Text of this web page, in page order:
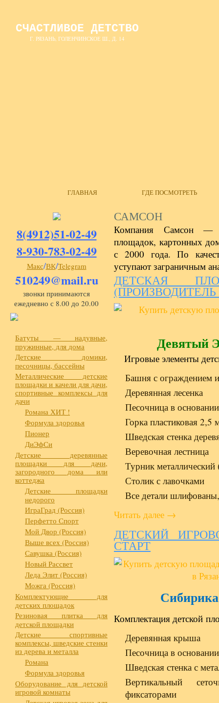
СЧАСТЛИВОЕ ДЕТСТВО
Г. РЯЗАНЬ, ГОЛЕНЧИНСКОЕ Ш., Д. 14
ГЛАВНАЯ ГДЕ ПОСМОТРЕТЬ
8(4912)51-02-49
8-930-783-02-49
Макс/ВК/Telegram
510249@mail.ru
звонки принимаются
ежедневно с 8.00 до 20.00
Батуты — надувные,
пружинные, для дома
Детские домики,
песочницы, бассейны
Металлические детские
площадки и качели для дачи,
спортивные комплексы для
дачи
Романа ХИТ !
Формула здоровья
Пионер
ДиЭфСи
Детские деревянные
площадки для дачи,
загородного дома или
коттеджа
Детские площадки
недорого
ИграГрад (Россия)
Перфетто Спорт
Мой Двор (Россия)
Выше всех (Россия)
Савушка (Россия)
Новый Рассвет
Леда Элит (Россия)
Можга (Россия)
Комплектующие для
детских площадок
Резиновая плитка для
детской площадки
Детские спортивные
комплексы, шведские стенки
из дерева и металла
Романа
Формула здоровья
Оборудование для детской
игровой комнаты
САМСОН
Компания Самсон —
площадок, картонных
с 2000 года. По
уступают заграничным
ДЕТСКАЯ
Девятый
Игровые элементы
Башня с ограждением
Деревянная лесенка
Песочница в
Горка пластиковая
Шведская стенка
Веревочная лестница
Турник металлический
Столик с лавочками
Все детали
Читать далее →
ДЕТСКИЙ
СТАРТ
Комплектация детской
Деревянная крыша
Песочница в
Шведская стенка с
Вертикальный
фиксаторами